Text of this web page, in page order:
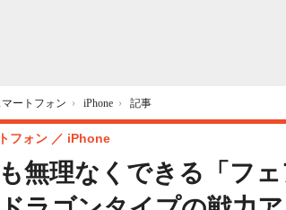
ートフォン › iPhone › 記事
無理なくできる「フ
フォン iPhone